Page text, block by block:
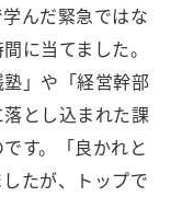
んだ緊急ではな
に当てました。
」や「経営幹部
とし込まれた課
す。「良かれと
たが、トップで